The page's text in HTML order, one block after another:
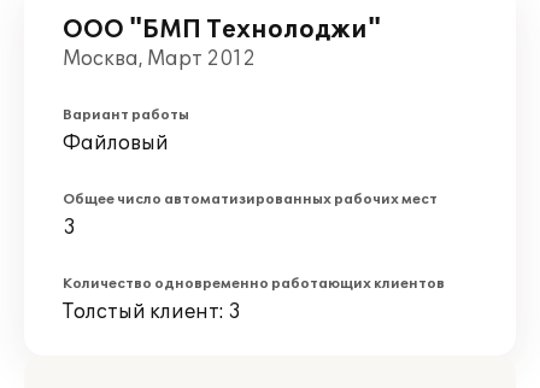
ООО "БМП Технолоджи"
Москва, Март 2012
Вариант работы
Файловый
Общее число автоматизированных рабочих мест
3
Количество одновременно работающих клиентов
Толстый клиент: 3